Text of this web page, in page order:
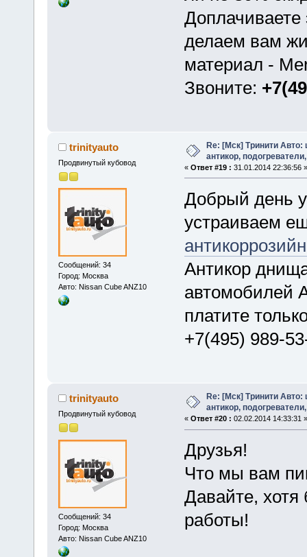
делаем вам
материал -
Звоните:
trinityauto
Продвинутый кубовод
Сообщений: 34
Город: Москва
Авто: Nissan Cube ANZ10
Re: [Мск] Тринити Авто:
антикор,
« Ответ #19 : 31.01.2014 22:36:56 »
Добрый день
устраиваем
Антикор
автомобилей
платите
+7(495) 989-
trinityauto
Продвинутый кубовод
Сообщений: 34
Город: Москва
Авто: Nissan Cube ANZ10
Re: [Мск] Тринити Авто:
антикор,
« Ответ #20 : 02.02.2014 14:33:31 »
Друзья!
Что мы вам
Давайте,
работы!